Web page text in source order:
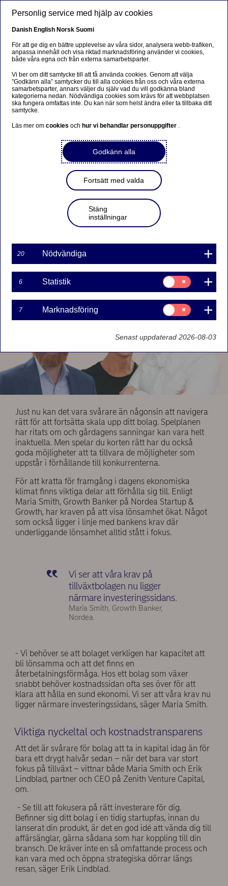
Entreprenörskap
Så växer du din scaleup smart i
oroliga tider (eller hur du
vinner mot konkurrenterna på
2022-12-07
Räntan drar i väg, inflationen är skyhög och det
ställa om efter den senaste tidens ekonomiska
oro. Stefan Thelberg, Holm Security, Erik
Lindblad, Zenith Venture Capital och Maria Smith,
tillväxtbolag i en skakig tid.
Just nu kan det vara svårare än någonsin att navigera
rätt för att fortsätta skala upp ditt bolag. Spelplanen
har ritats om och gårdagens sanningar kan vara helt
inaktuella. Men spelar du korten rätt har du också
goda möjligheter att ta tillvara de möjligheter som
uppstår i förhållande till konkurrenterna.
För att kratta för framgång i dagens ekonomiska
klimat finns viktiga delar att förhålla sig till. Enligt
Maria Smith, Growth Banker på Nordea Startup &
Growth, har kraven på att visa lönsamhet ökat. Något
som också ligger i linje med bankens krav där
underliggande lönsamhet alltid stått i fokus.
Vi ser att våra krav på
tillväxtbolagen nu ligger
närmare investeringssidans.
Maria Smith, Growth Banker,
Nordea.
- Vi behöver se att bolaget verkligen har kapacitet att
bli lönsamma och att det finns en
återbetalningsförmåga. Hos ett bolag som växer
snabbt behöver kostnadssidan ofta ses över för att
klara att hålla en sund ekonomi. Vi ser att våra krav nu
ligger närmare investeringssidans, säger Maria Smith.
Viktiga nyckeltal och kostnadstransparens
Att det är svårare för bolag att ta in kapital idag än för
bara ett drygt halvår sedan – när det bara var stort
fokus på tillväxt – vittnar både Maria Smith och Erik
Lindblad, partner och CEO på Zenith Venture Capital,
om.
- Se till att fokusera på rätt investerare för dig.
Befinner sig ditt bolag i en tidig startupfas, innan du
lanserat din produkt, är det en god idé att vända dig till
affärsänglar, gärna sådana som har koppling till din
bransch. De kräver inte en så omfattande process och
kan vara med och öppna strategiska dörrar längs
resan, säger Erik Lindblad.
Personlig service med hjälp av cookies
Danish English Norsk Suomi
För att ge dig en bättre upplevelse av våra sidor, analysera webb-trafiken,
anpassa innehåll och visa riktad marknadsföring använder vi cookies,
både våra egna och från externa samarbetsparter.
Vi ber om ditt samtycke till att få använda cookies. Genom att välja
”Godkänn alla” samtycker du till alla cookies från oss och våra externa
samarbetsparter, annars väljer du själv vad du vill godkänna bland
kategorierna nedan. Nödvändiga cookies som krävs för att webbplatsen
ska fungera omfattas inte. Du kan när som helst ändra eller ta tillbaka ditt
samtycke.
Läs mer omcookiesoch hur vi behandlar personuppgifter .
Godkänn alla
Fortsätt med valda
Stäng
inställningar
20 Nödvändiga
6 Statistik
Samtycke
för:
Statistik
7 Marknadsföring
Samtycke
för:
Marknadsföring
Senast uppdaterad 2026-08-03